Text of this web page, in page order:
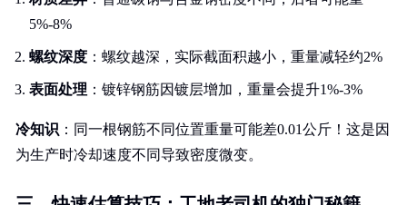
5%-8%
螺纹深度 ：螺纹越深，实际截面积越小，重量减轻约2%
表面处理 ：镀锌钢筋因镀层增加，重量会提升1%-3%
冷知识 ：同一根钢筋不同位置重量可能差0.01公斤！这是因
为生产时冷却速度不同导致密度微变。